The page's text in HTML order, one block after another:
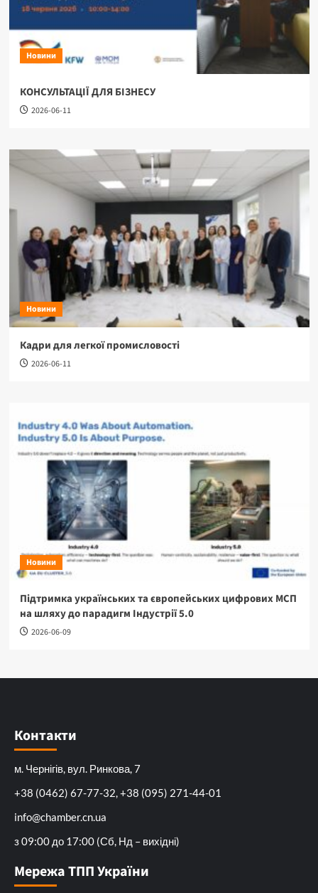
Новини
КОНСУЛЬТАЦІЇ ДЛЯ БІЗНЕСУ
2026-06-11
Новини
Кадри для легкої промисловості
2026-06-11
Новини
Підтримка українських та європейських цифрових МСП
на шляху до парадигм Індустрії 5.0
2026-06-09
Контакти
м. Чернігів, вул. Ринкова, 7
+38 (0462) 67-77-32, +38 (095) 271-44-01
info@chamber.cn.ua
з 09:00 до 17:00 (Сб, Нд – вихідні)
Мережа ТПП України